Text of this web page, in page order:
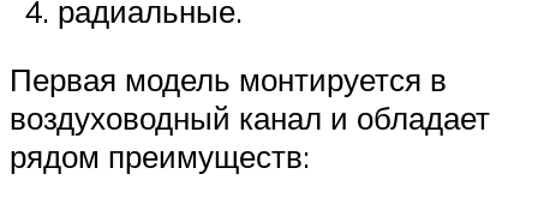
радиальные.
Первая модель монтируется в
воздуховодный канал и обладает
рядом преимуществ: